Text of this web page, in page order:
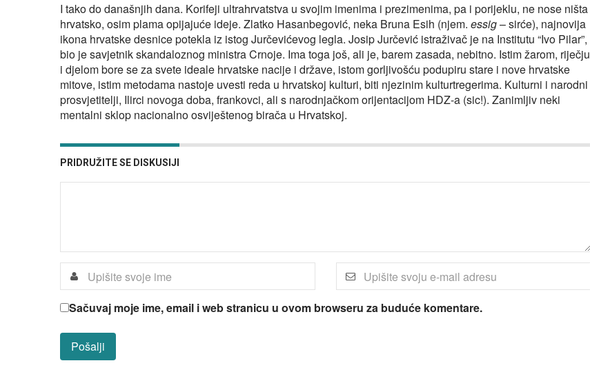
I tako do današnjih dana. Korifeji ultrahrvatstva u svojim imenima i prezimenima, pa i porijeklu, ne nose ništa
hrvatsko, osim plama opijajuće ideje. Zlatko Hasanbegović, neka Bruna Esih (njem. essig– sirće), najnovija
ikona hrvatske desnice potekla iz istog Jurčevićevog legla. Josip Jurčević istraživač je na Institutu “Ivo Pilar”,
bio je savjetnik skandaloznog ministra Crnoje. Ima toga još, ali je, barem zasada, nebitno. Istim žarom, riječju
i djelom bore se za svete ideale hrvatske nacije i države, istom gorljivošću podupiru stare i nove hrvatske
mitove, istim metodama nastoje uvesti reda u hrvatskoj kulturi, biti njezinim kulturtregerima. Kulturni i narodni
prosvjetitelji, Ilirci novoga doba, frankovci, ali s narodnjačkom orijentacijom HDZ-a (sic!). Zanimljiv neki
mentalni sklop nacionalno osviještenog birača u Hrvatskoj.
PRIDRUŽITE SE DISKUSIJI
Sačuvaj moje ime, email i web stranicu u ovom browseru za buduće komentare.